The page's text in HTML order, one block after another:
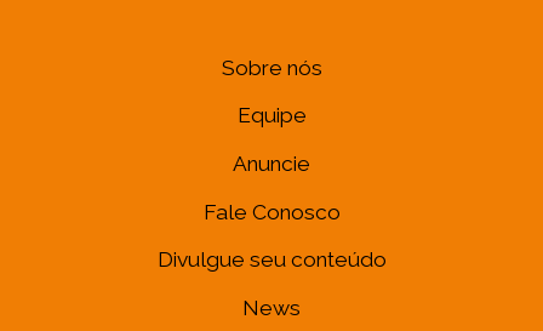
Sobre nós
Equipe
Anuncie
Fale Conosco
Divulgue seu conteúdo
News